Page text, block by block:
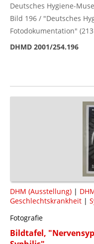
Deutsches Hygiene-
Bild 196 / "Deutsches
Fotodokumentation"
DHMD 2001/254.196
DHM (Ausstellung) |
Geschlechtskrankheit |
Fotografie
Bildtafel,